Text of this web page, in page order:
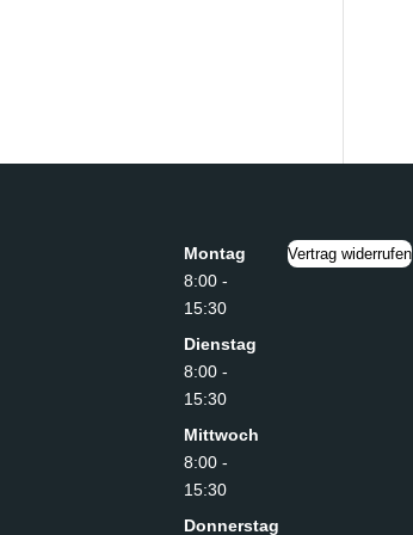
Montag
8:00 -
15:30
Dienstag
8:00 -
15:30
Mittwoch
8:00 -
15:30
Donnerstag
Vertrag widerrufen